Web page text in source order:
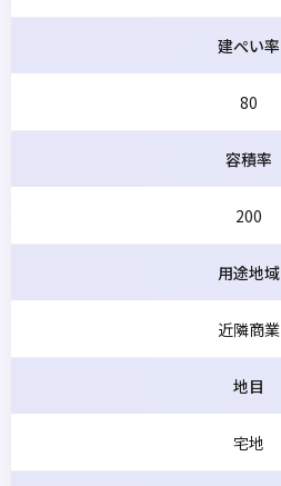
建ぺい率
80
容積率
200
用途地域
近隣商業
地目
宅地